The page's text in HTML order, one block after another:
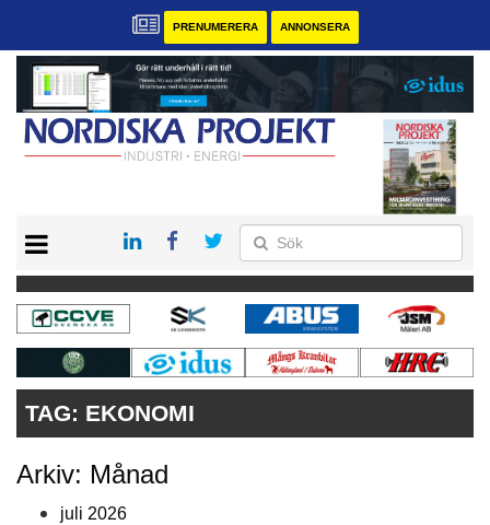
PRENUMERERA ANNONSERA
KONTAKT
VÅRA ANDRA MAGASIN
PRENUMERERA
ANNONSERA
TAG: EKONOMI
Arkiv: Månad
juli 2026